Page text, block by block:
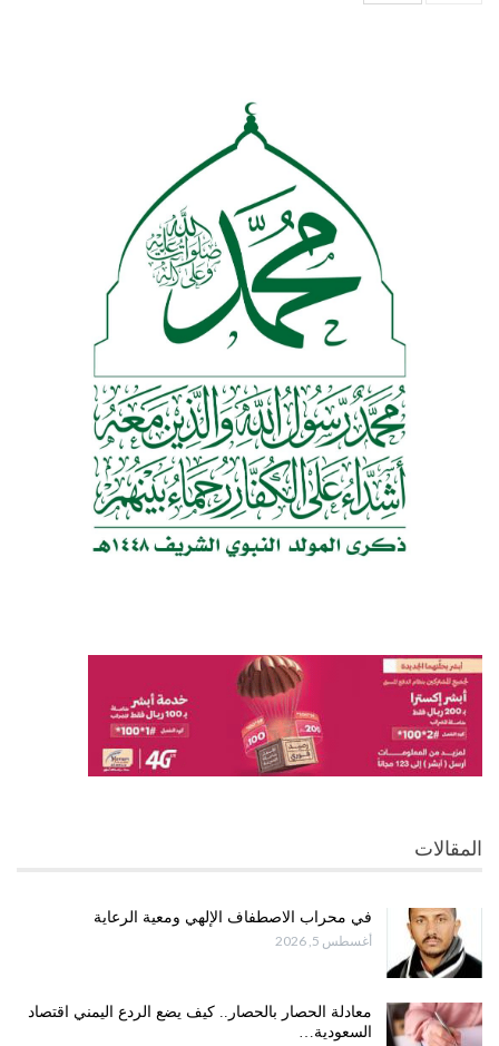
المقالات
في محراب الاصطفاف الإلهي ومعية الرعاية
أغسطس 5, 2026
معادلة الحصار بالحصار.. كيف يضع الردع اليمني اقتصاد
السعودية…